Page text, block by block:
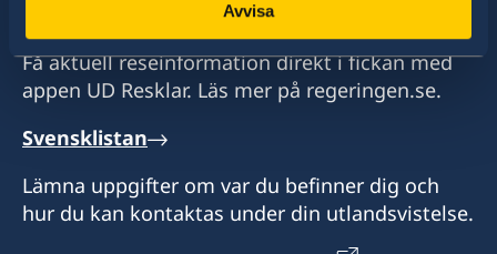
Avvisa
Få aktuell reseinformation direkt i fickan med
appen UD Resklar. Läs mer på regeringen.se.
Svensklistan
Lämna uppgifter om var du befinner dig och
hur du kan kontaktas under din utlandsvistelse.